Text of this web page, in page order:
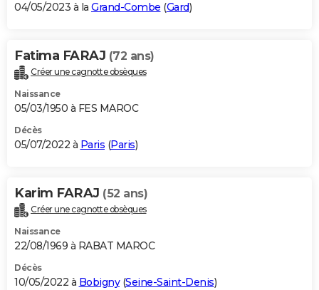
04/05/2023 à la Grand-Combe (Gard)
Fatima FARAJ (72 ans)
Créer une cagnotte obsèques
Naissance
05/03/1950 à FES MAROC
Décès
05/07/2022 à Paris (Paris)
Karim FARAJ (52 ans)
Créer une cagnotte obsèques
Naissance
22/08/1969 à RABAT MAROC
Décès
10/05/2022 à Bobigny(Seine-Saint-Denis)